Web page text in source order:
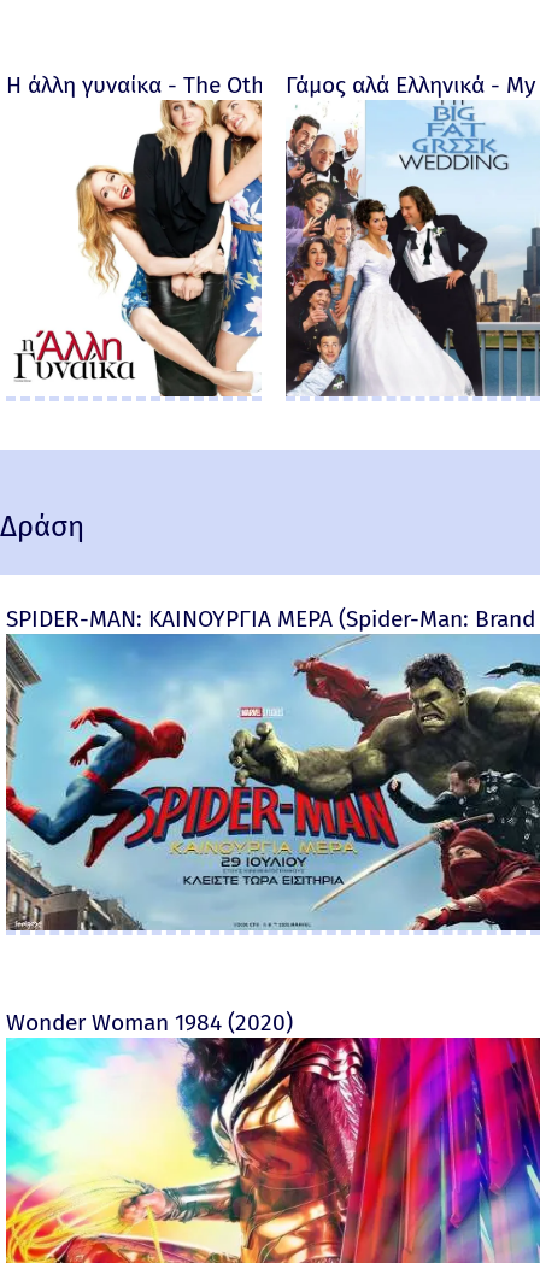
Η άλλη γυναίκα - The Other Woman – 2014
Γάμος αλά Ελληνικά -
Δράση
SPIDER-MAN: ΚΑΙΝΟΥΡΓΙΑ ΜΕΡΑ (Spider-Man:
Wonder Woman 1984 (2020)